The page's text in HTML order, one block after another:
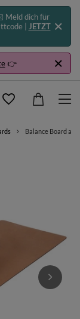
Meld dich für
| JETZT
👉
Balance Board